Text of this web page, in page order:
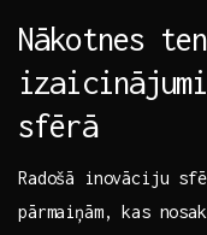
Nākotnes
sfērā
Radošā inovāciju
pārmaiņām, kas